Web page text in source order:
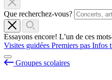
Que recherchez-vous?
Essayons encore! L’un de ces
Visites guidées Premiers pas Infos
Groupes scolaires